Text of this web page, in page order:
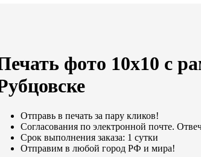
фото 10х10 с
Отправь в печать за пару кликов!
Согласования по электронной почте.
Срок выполнения заказа: 1 сутки
Отправим в любой город РФ и мира!